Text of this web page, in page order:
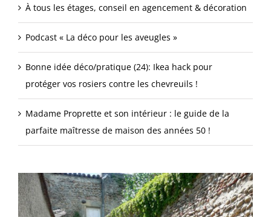
À tous les étages, conseil en agencement & décoration
Podcast « La déco pour les aveugles »
Bonne idée déco/pratique (24): Ikea hack pour
protéger vos rosiers contre les chevreuils !
Madame Proprette et son intérieur : le guide de la
parfaite maîtresse de maison des années 50 !